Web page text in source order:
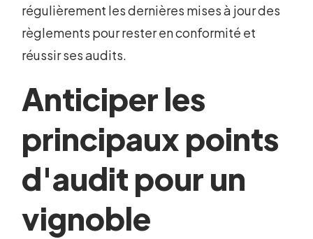
régulièrement les dernières mises à jour des
règlements pour rester en conformité et
réussir ses audits.
Anticiper les
principaux points
d'audit pour un
vignoble